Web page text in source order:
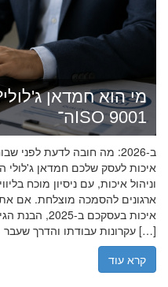
מי הוא חמדאן
ה־ISO 9001
איכות לעסק שלכם חמדאן
ארגונים להסמכה מוצלחת. אם
איכות בעסקכם
עקרונות עבודתו והדרך שעבר יכולה […]
קרא עוד